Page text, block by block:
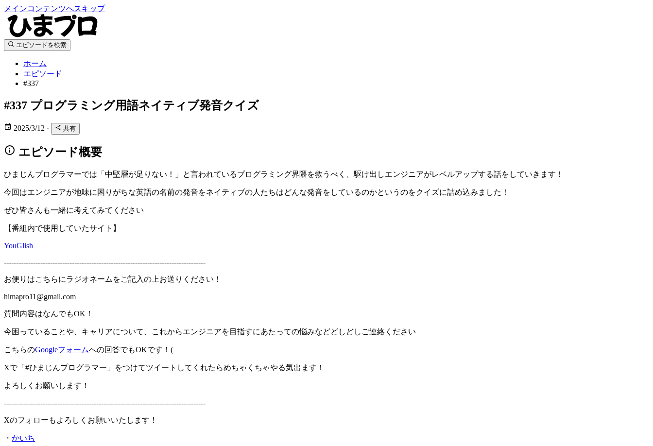
メインコンテンツへスキップ
エピソードを検索
ホーム
エピソード
#337
#337 プログラミング用語ネイティブ発音クイズ
2025/3/12 · 共有
エピソード概要
ひまじんプログラマーでは「中堅層が足りない！」と言われているプログラミング界隈を救うべく、駆け出しエンジニアがレベルアップする話をしていきます！
今回はエンジニアが地味に困りがちな英語の名前の発音をネイティブの人たちはどんな発音をしているのかというのをクイズに詰め込みました！
ぜひ皆さんも一緒に考えてみてください
【番組内で使用していたサイト】
YouGlish
-----------------------------------------------------------------------------------
お便りはこちらにラジオネームをご記入の上お送りください！
himapro11@gmail.com
質問内容はなんでもOK！
今困っていることや、キャリアについて、これからエンジニアを目指すにあたっての悩みなどどしどしご連絡ください
こちらのGoogleフォームへの回答でもOKです！(
Xで「#ひまじんプログラマー」をつけてツイートしてくれたらめちゃくちゃやる気出ます！
よろしくお願いします！
-----------------------------------------------------------------------------------
Xのフォローもよろしくお願いいたします！
・ かいち